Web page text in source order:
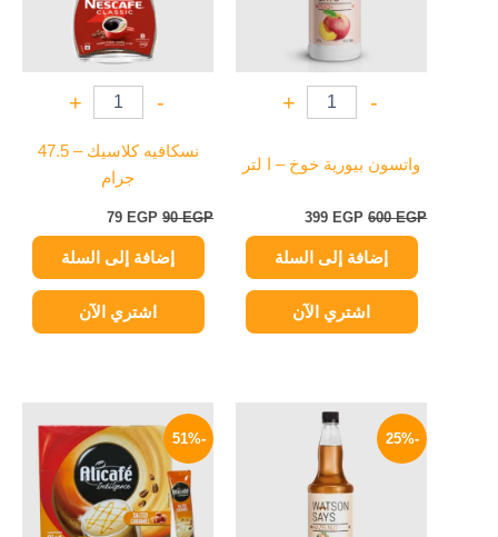
-
+
واتسون بيورية خوخ – ا لتر
600EGP
399 EGP
إضافة إلى السلة
اشتري الآن
-
+
نسكافيه كلاسيك – 47.5
جرام
90EGP
79 EGP
إضافة إلى السلة
اشتري الآن
-25%
السعر
الأصلي
400 EGP.
-51%
السعر:
من
⁦6 EGP⁩
خلال
⁦99 EGP⁩
هناك
العديد
من
الأشكال
المختلفة